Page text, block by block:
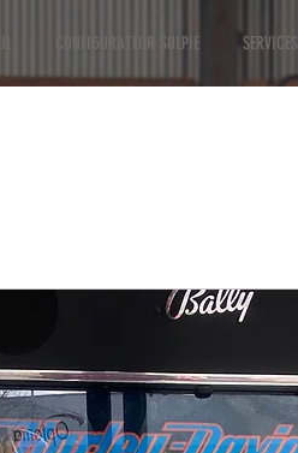
CONFIGURATEUR SULPIE SERVICES